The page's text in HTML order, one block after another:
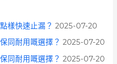
樣快速止漏？ 2025-07-20
同耐用嘅選擇？ 2025-07-20
同耐用嘅選擇？ 2025-07-20